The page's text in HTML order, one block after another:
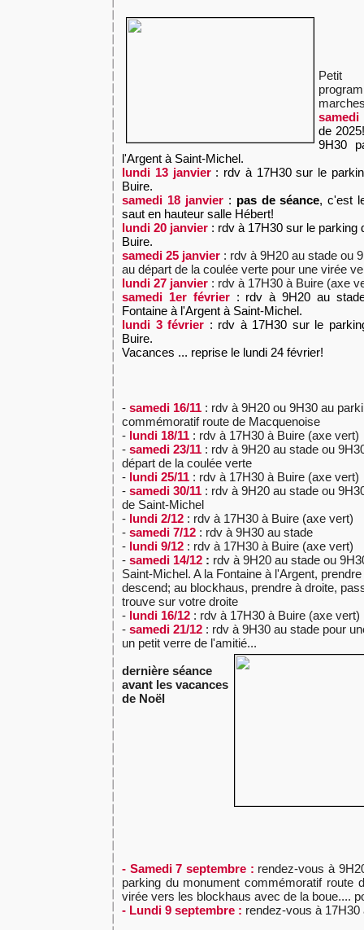
Petit
samedi
de
9H30
l'Argent à Saint-Michel.
lundi 13 janvier : rdv à 17H30 sur le
Buire.
samedi 18 janvier: pas de séance, c'est
saut en hauteur salle Hébert!
lundi 20 janvier : rdv à 17H30 sur le parking
Buire.
samedi 25 janvier : rdv à 9H20 au stade ou
au départ de la coulée verte pour une virée
lundi 27 janvier : rdv à 17H30 à Buire (axe
samedi 1er février: rdv à 9H20 au
Fontaine à l'Argent à Saint-Michel.
lundi 3 février : rdv à 17H30 sur le
Buire.
Vacances ... reprise le lundi 24 février!
- samedi 16/11 : rdv à 9H20 ou 9H30 au
commémoratif route de Macquenoise
- lundi 18/11 : rdv à 17H30 à Buire (axe vert)
- samedi 23/11 : rdv à 9H20 au stade ou
départ de la coulée verte
- lundi 25/11 : rdv à 17H30 à Buire (axe vert)
- samedi 30/11 : rdv à 9H20 au stade ou
de Saint-Michel
- lundi 2/12 : rdv à 17H30 à Buire (axe vert)
- samedi 7/12 : rdv à 9H30 au stade
- lundi 9/12 : rdv à 17H30 à Buire (axe vert)
- samedi 14/12 : rdv à 9H20 au stade ou
Saint-Michel. A la Fontaine à l'Argent,
descend; au blockhaus, prendre à droite,
trouve sur votre droite
- lundi 16/12 : rdv à 17H30 à Buire (axe vert)
- samedi 21/12 : rdv à 9H30 au stade pour
un petit verre de l'amitié...
dernière séance
avant les vacances
de Noël
- Samedi 7 septembre : rendez-vous à
parking du monument commémoratif route
virée vers les blockhaus avec de la boue....
- Lundi 9 septembre : rendez-vous à 17H30